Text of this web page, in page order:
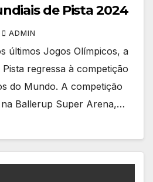
de Pista 2024
ADMIN
últimos Jogos Olímpicos, a
regressa à competição
do Mundo. A competição
Ballerup Super Arena,…